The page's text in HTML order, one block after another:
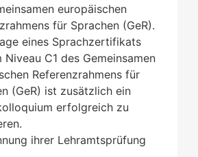
europäischen
für Sprachen (GeR).
eines Sprachzertifikats
Niveau C1 des Gemeinsamen
Referenzrahmens für
(GeR) ist zusätzlich ein
erfolgreich zu
ihrer Lehramtsprüfung